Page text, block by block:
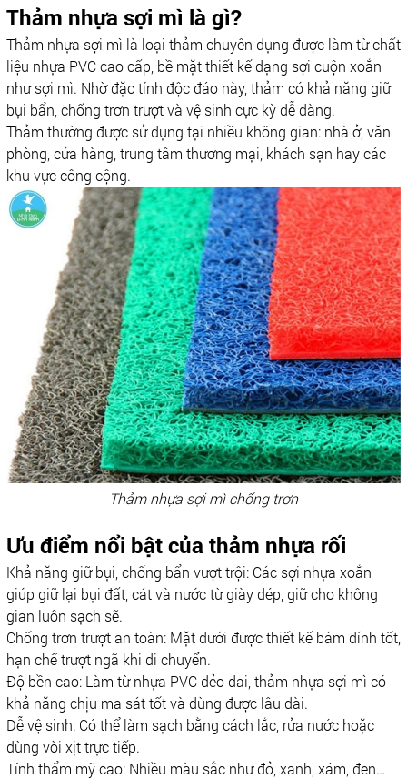
Thảm nhựa sợi mì là gì?
Thảm nhựa sợi mì là loại thảm chuyên dụng được làm từ chất
liệu nhựa PVC cao cấp, bề mặt thiết kế dạng sợi cuộn xoắn
như sợi mì. Nhờ đặc tính độc đáo này, thảm có khả năng giữ
bụi bẩn, chống trơn trượt và vệ sinh cực kỳ dễ dàng.
Thảm thường được sử dụng tại nhiều không gian: nhà ở, văn
phòng, cửa hàng, trung tâm thương mại, khách sạn hay các
khu vực công cộng.
Thảm nhựa sợi mì chống trơn
Ưu điểm nổi bật của thảm nhựa rối
Khả năng giữ bụi, chống bẩn vượt trội: Các sợi nhựa xoắn
giúp giữ lại bụi đất, cát và nước từ giày dép, giữ cho không
gian luôn sạch sẽ.
Chống trơn trượt an toàn: Mặt dưới được thiết kế bám dính tốt,
hạn chế trượt ngã khi di chuyển.
Độ bền cao: Làm từ nhựa PVC dẻo dai, thảm nhựa sợi mì có
khả năng chịu ma sát tốt và dùng được lâu dài.
Dễ vệ sinh: Có thể làm sạch bằng cách lắc, rửa nước hoặc
dùng vòi xịt trực tiếp.
Tính thẩm mỹ cao: Nhiều màu sắc như đỏ, xanh, xám, đen…